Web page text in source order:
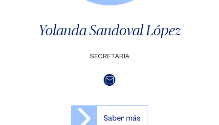
Yolanda Sandoval López
SECRETARIA
Saber más